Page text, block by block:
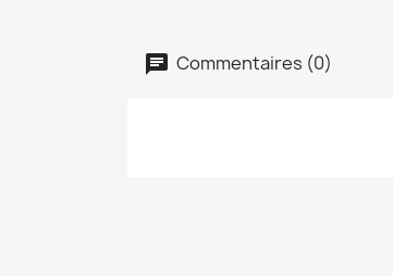
Commentaires (0)